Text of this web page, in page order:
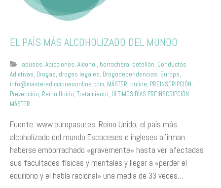
EL PAÍS MÁS ALCOHOLIZADO DEL MUNDO
abusos, Adicciones, Alcohol, borrachera, botellón, Conductas
Adictivas, Drogas, drogas legales, Drogodependencias, Europa,
info@masteradiccionesonline.com, MÁSTER, online, PREINSCRIPCIÓN,
Prevención, Reino Unido, Tratamiento, ÚLTIMOS DÍAS PREINSCRIPCIÓN
MÁSTER
Fuente: www.europasur.es. Reino Unido, el país más
alcoholizado del mundo Escoceses e ingleses afirman
haberse emborrachado «gravemente» hasta ver afectadas
sus facultades físicas y mentales y llegar a «perder el
equilibrio y el habla racional» una media de 33 veces…